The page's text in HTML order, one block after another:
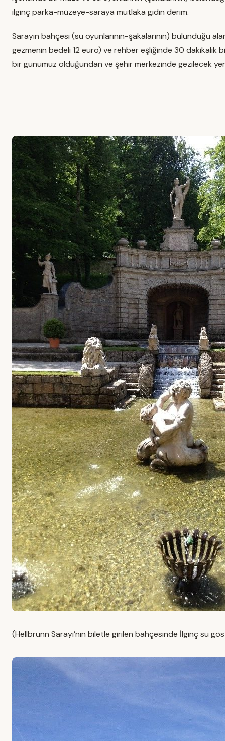
ilginç parka-müzeye-saraya mutlaka gidin derim.
Sarayın bahçesi (su oyunlarının-şakalarının) bulunduğu
gezmenin bedeli 12 euro) ve rehber eşliğinde 30
bir günümüz olduğundan ve şehir merkezinde gezilecek
(Hellbrunn Sarayı’nın biletle girilen bahçesinde İlginç su